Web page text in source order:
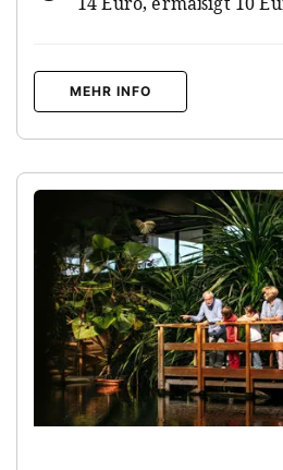
MEHR INFO